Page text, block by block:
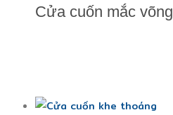
Cửa cuốn mắc võng